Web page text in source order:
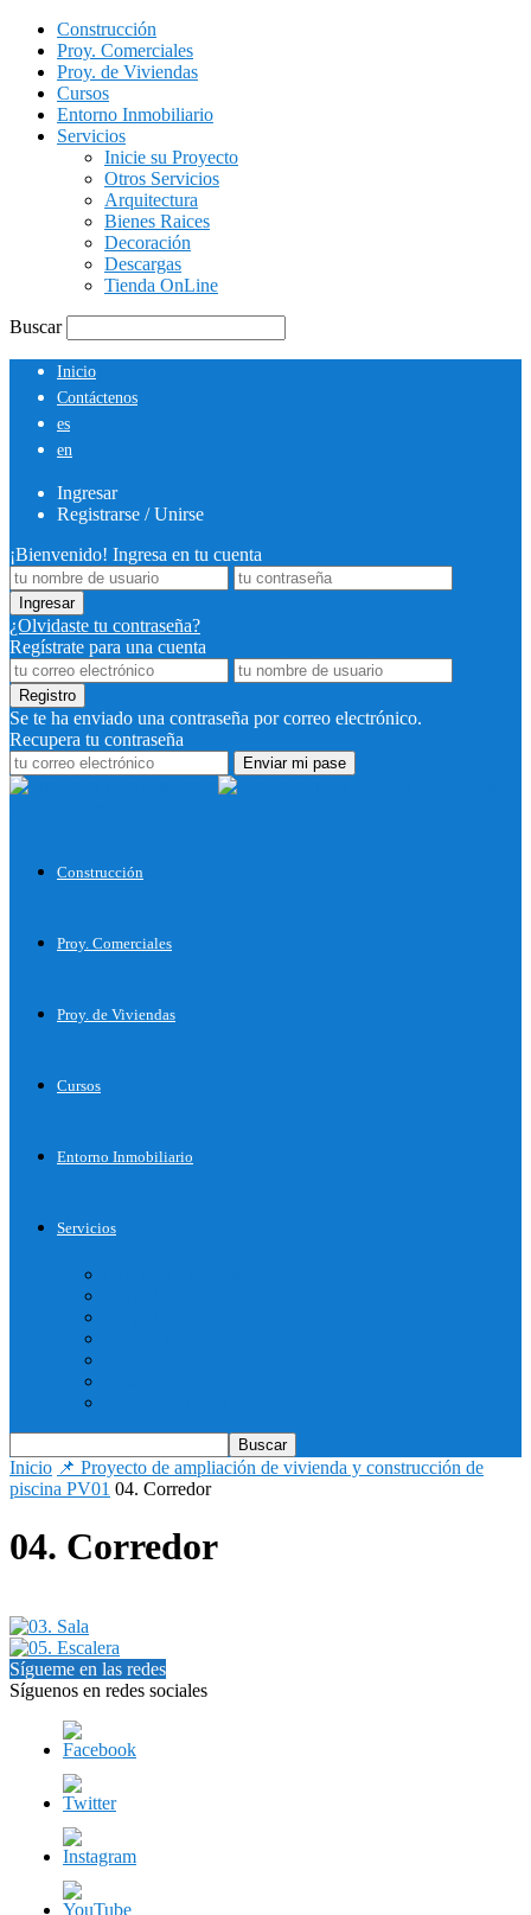
Construcción
Proy. Comerciales
Proy. de Viviendas
Cursos
Entorno Inmobiliario
Servicios
Inicie su Proyecto
Otros Servicios
Arquitectura
Bienes Raices
Decoración
Descargas
Tienda OnLine
Buscar
Inicio
Contáctenos
es
en
Ingresar
Registrarse / Unirse
¡Bienvenido! Ingresa en tu cuenta
¿Olvidaste tu contraseña?
Regístrate para una cuenta
Se te ha enviado una contraseña por correo electrónico.
Recupera tu contraseña
Construcción
Proy. Comerciales
Proy. de Viviendas
Cursos
Entorno Inmobiliario
Servicios
Inicio 📌 Proyecto de ampliación de vivienda y construcción de
piscina PV01 04. Corredor
04. Corredor
Sígueme en las redes
Síguenos en redes sociales